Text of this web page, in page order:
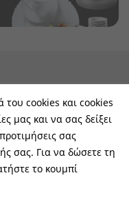
keyboard_arrow_down
keyboard_arrow_down
keyboard_arrow_down
του cookies και cookies
μας και να σας δείξει
σας
σας. Για να δώσετε τη
το κουμπί